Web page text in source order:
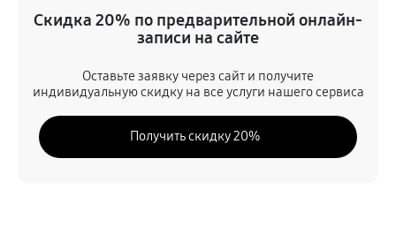
1330 руб 60 минут
Замена сенсора
810 руб 60 минут
Скидка 20% по предварительной онлайн-
записи на сайте
Оставьте заявку через сайт и получите
индивидуальную скидку на все услуги нашего сервиса
Получить скидку 20%